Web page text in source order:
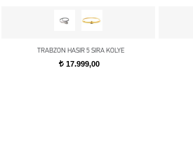
TRABZON HASIR 5 SIRA KOLYE
t17.999,00